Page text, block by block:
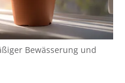
Bewässerung und